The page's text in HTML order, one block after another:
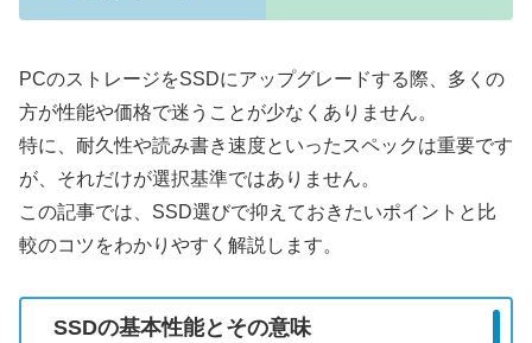
PCのストレージをSSDにアップグレードする際、多くの
方が性能や価格で迷うことが少なくありません。
特に、耐久性や読み書き速度といったスペックは重要です
が、それだけが選択基準ではありません。
この記事では、SSD選びで抑えておきたいポイントと比
較のコツをわかりやすく解説します。
SSDの基本性能とその意味